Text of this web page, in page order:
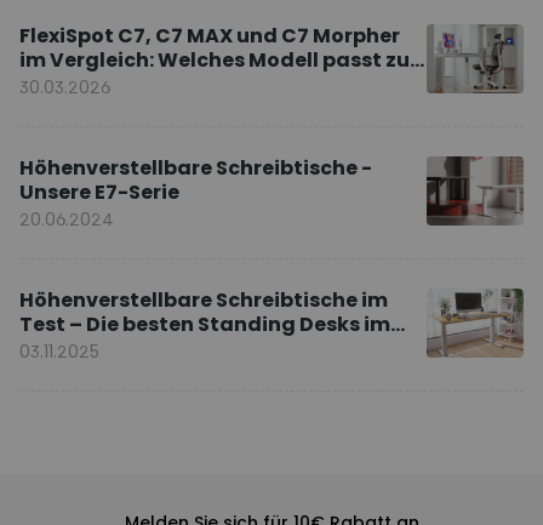
FlexiSpot C7, C7 MAX und C7 Morpher
im Vergleich: Welches Modell passt zu
Ihnen?
30.03.2026
Höhenverstellbare Schreibtische -
Unsere E7-Serie
20.06.2024
Höhenverstellbare Schreibtische im
Test – Die besten Standing Desks im
Vergleich
03.11.2025